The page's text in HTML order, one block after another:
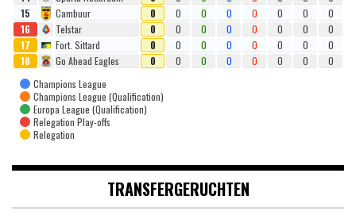
15
Cambuur 0 0 0 0 0 0 0
0
16
Telstar 0 0 0 0 0 0 0
0
17
Fort. Sittard 0 0 0 0 0 0 0
0
18
Go Ahead Eagles 0 0 0 0 0 0 0
0
Champions League
Champions League (Qualification)
Europa League (Qualification)
Relegation Play-offs
Relegation
TRANSFERGERUCHTEN